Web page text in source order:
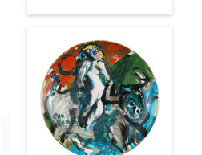
フリガナ 【任意】
メールアドレス 【必須】